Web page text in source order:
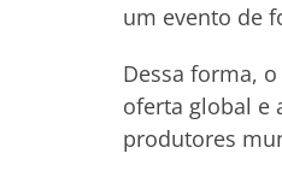
um evento de
Dessa forma,
oferta global e
produtores